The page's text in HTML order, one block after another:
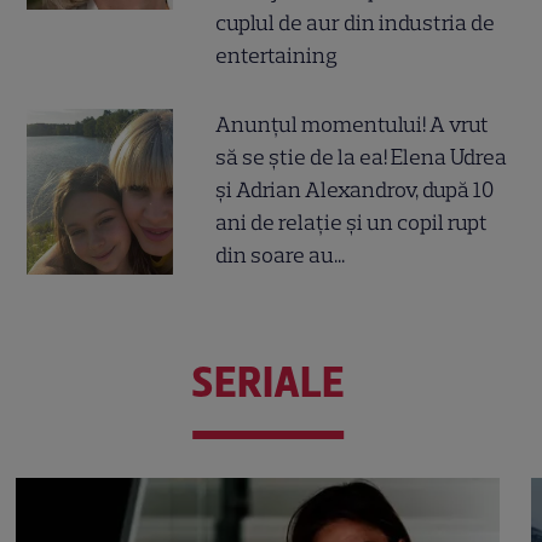
cuplul de aur din industria de
entertaining
Anunțul momentului! A vrut
să se știe de la ea! Elena Udrea
și Adrian Alexandrov, după 10
ani de relație și un copil rupt
din soare au...
SERIALE